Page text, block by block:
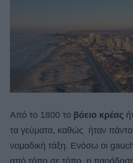
Από το 1800 το βόειο κρέας
τα γεύματα, καθώς ήταν
νομαδική τάξη. Ενόσω οι